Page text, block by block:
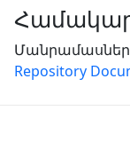
Repository